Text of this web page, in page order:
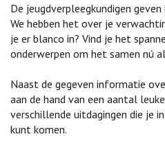
De jeugdverpleegkundigen
We hebben het over je
je er blanco in? Vind je het
onderwerpen om het samen nú
Naast de gegeven informatie
aan de hand van een aantal
verschillende uitdagingen die je
kunt komen.